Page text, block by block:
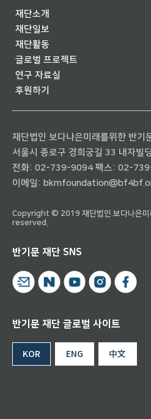
재단소개
재단일보
재단활동
글로벌 프로젝트
연구 자료실
후원하기
재단법인 보다나은미래를위한 반기
서울시 종로구 경희궁길 33 내자빌
전화: 02-739-9094 팩스: 02-
이메일:
Copyright © 2019 재단법인 보다나은미
reserved.
반기문 재단 SNS
반기문 재단 글로벌 사이트
KOR ENG 中文